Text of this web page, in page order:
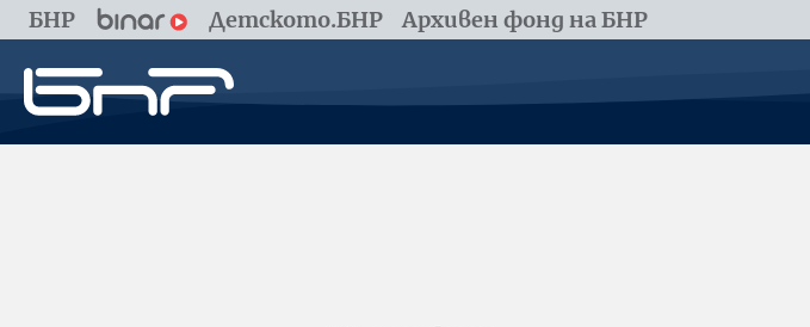
БНР Детското.БНР Архивен фонд на БНР